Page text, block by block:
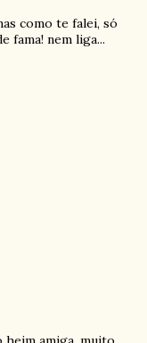
como te falei, só
fama! nem liga...